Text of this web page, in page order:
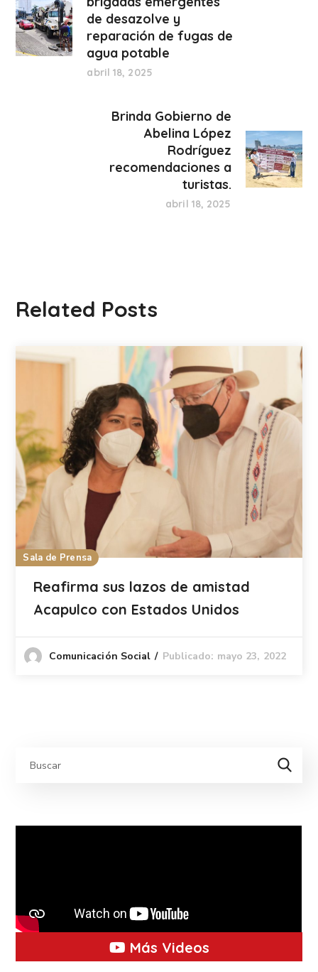
de desazolve y
reparación de fugas de
agua potable
abril 18, 2025
Brinda Gobierno de
Abelina López
Rodríguez
recomendaciones a
turistas.
abril 18, 2025
Related Posts
Sala de Prensa
Reafirma sus lazos de amistad
Acapulco con Estados Unidos
Comunicación Social Publicado: mayo 23, 2022
Más Videos